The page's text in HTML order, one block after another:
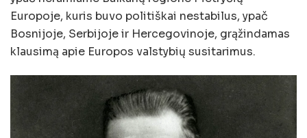
Europoje, kuris buvo politiškai nestabilus, ypač
Bosnijoje, Serbijoje ir Hercegovinoje, grąžindamas
klausimą apie Europos valstybių susitarimus.